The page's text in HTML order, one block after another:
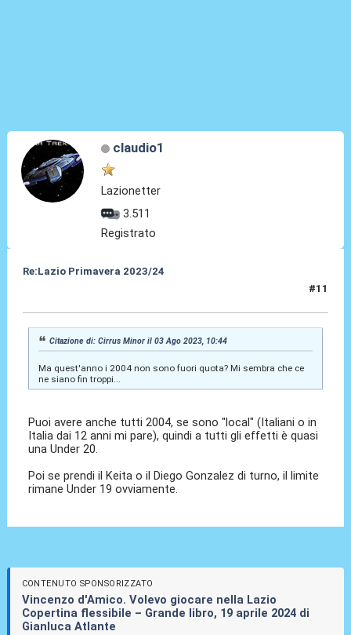
claudio1
Lazionetter
3.511
Registrato
Re:Lazio Primavera 2023/24
#11
Citazione di: Cirrus Minor il 03 Ago 2023, 10:44
Ma quest'anno i 2004 non sono fuori quota? Mi sembra che ce
ne siano fin troppi...
Puoi avere anche tutti 2004, se sono "local" (Italiani o in
Italia dai 12 anni mi pare), quindi a tutti gli effetti è quasi
una Under 20.
Poi se prendi il Keita o il Diego Gonzalez di turno, il limite
rimane Under 19 ovviamente.
CONTENUTO SPONSORIZZATO
Vincenzo d'Amico. Volevo giocare nella Lazio
Copertina flessibile – Grande libro, 19 aprile 2024 di
Gianluca Atlante